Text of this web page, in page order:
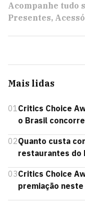
Acompanhe tudo
Presentes
Mais lidas
01Critics Choice
o Brasil
02Quanto custa
restaurantes do
03Critics Choice
premiação